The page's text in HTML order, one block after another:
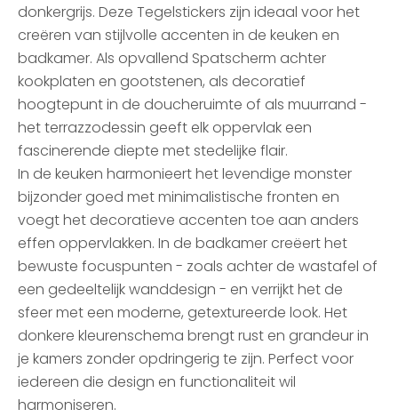
donkergrijs. Deze Tegelstickers zijn ideaal voor het
creëren van stijlvolle accenten in de keuken en
badkamer. Als opvallend Spatscherm achter
kookplaten en gootstenen, als decoratief
hoogtepunt in de doucheruimte of als muurrand -
het terrazzodessin geeft elk oppervlak een
fascinerende diepte met stedelijke flair.
In de keuken harmonieert het levendige monster
bijzonder goed met minimalistische fronten en
voegt het decoratieve accenten toe aan anders
effen oppervlakken. In de badkamer creëert het
bewuste focuspunten - zoals achter de wastafel of
een gedeeltelijk wanddesign - en verrijkt het de
sfeer met een moderne, getextureerde look. Het
donkere kleurenschema brengt rust en grandeur in
je kamers zonder opdringerig te zijn. Perfect voor
iedereen die design en functionaliteit wil
harmoniseren.